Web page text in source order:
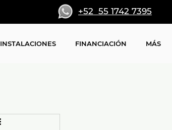
+52 55 1742 7395
INSTALACIONES FINANCIACIÓN MÁS